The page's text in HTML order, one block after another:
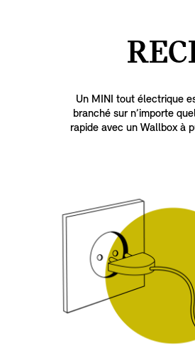
Un MINI tout électrique
branché sur n’importe
rapide avec un Wallbox à